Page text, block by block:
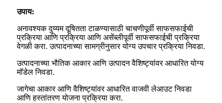
उपाय:
अनावश्यक दुय्यम दूषितता टाळण्यासाठी चाचणीपूर्वी साफसफाईची
प्रक्रिया आणि प्रक्रिया आणि असेंब्लीपूर्वी साफसफाईची प्रक्रिया
वेगळी करा. उत्पादनाच्या सामग्रीनुसार योग्य उपचार प्रक्रिया निवडा.
उत्पादनाच्या भौतिक आकार आणि उत्पादन वैशिष्ट्यांवर आधारित योग्य
मॉडेल निवडा.
जागेचा आकार आणि वैशिष्ट्यांवर आधारित वाजवी लेआउट निवडा
आणि हस्तांतरण योजना प्रक्रिया करा.